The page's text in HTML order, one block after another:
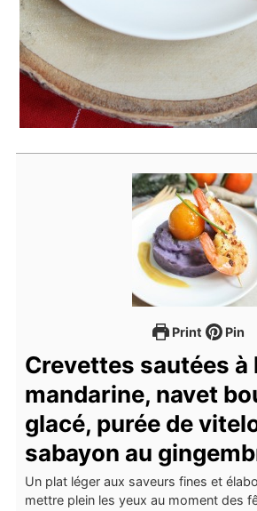
Print Pin
Crevettes sautées à
mandarine, navet
glacé, purée de
sabayon au
Un plat léger aux saveurs fines et
mettre plein les yeux au moment des